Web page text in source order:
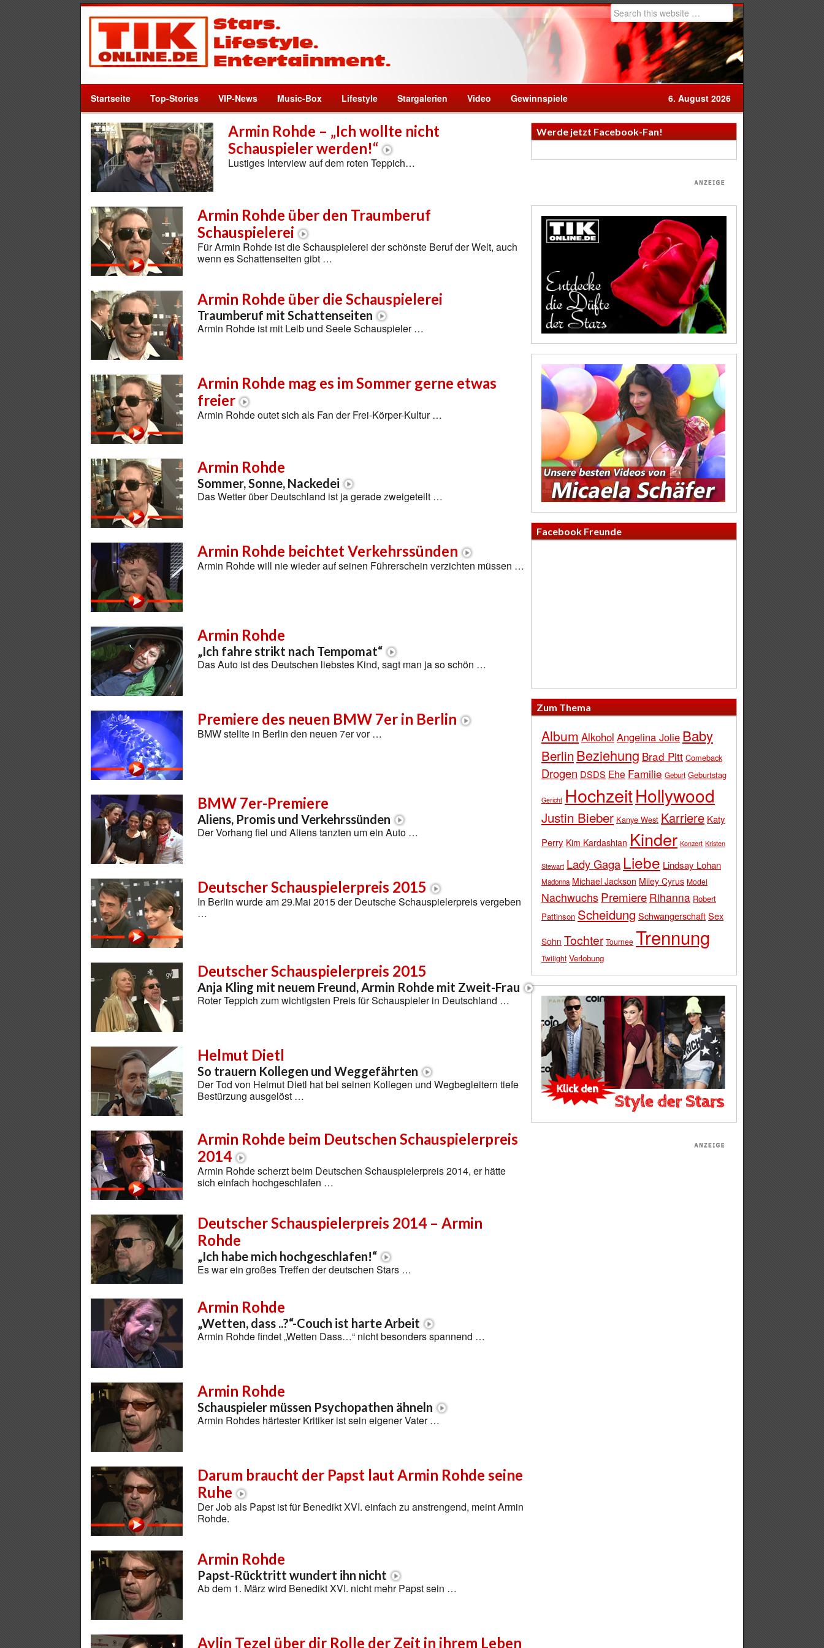
Startseite Top-Stories VIP-News Music-Box Lifestyle Stargalerien Video Gewinnspiele 6. August 2026
Armin Rohde – „Ich wollte nicht
Schauspieler werden!“
Lustiges Interview auf dem roten Teppich…
Armin Rohde über den Traumberuf
Schauspielerei
Für Armin Rohde ist die Schauspielerei der schönste Beruf der Welt, auch
wenn es Schattenseiten gibt …
Armin Rohde über die Schauspielerei
Traumberuf mit Schattenseiten
Armin Rohde ist mit Leib und Seele Schauspieler …
Armin Rohde mag es im Sommer gerne etwas
freier
Armin Rohde outet sich als Fan der Frei-Körper-Kultur …
Armin Rohde
Sommer, Sonne, Nackedei
Das Wetter über Deutschland ist ja gerade zweigeteilt …
Armin Rohde beichtet Verkehrssünden
Armin Rohde will nie wieder auf seinen Führerschein verzichten müssen …
Armin Rohde
„Ich fahre strikt nach Tempomat“
Das Auto ist des Deutschen liebstes Kind, sagt man ja so schön …
Premiere des neuen BMW 7er in Berlin
BMW stellte in Berlin den neuen 7er vor …
BMW 7er-Premiere
Aliens, Promis und Verkehrssünden
Der Vorhang fiel und Aliens tanzten um ein Auto …
Deutscher Schauspielerpreis 2015
In Berlin wurde am 29.Mai 2015 der Deutsche Schauspielerpreis vergeben
…
Deutscher Schauspielerpreis 2015
Anja Kling mit neuem Freund, Armin Rohde mit Zweit-Frau
Roter Teppich zum wichtigsten Preis für Schauspieler in Deutschland …
Helmut Dietl
So trauern Kollegen und Weggefährten
Der Tod von Helmut Dietl hat bei seinen Kollegen und Wegbegleitern tiefe
Bestürzung ausgelöst …
Armin Rohde beim Deutschen Schauspielerpreis
2014
Armin Rohde scherzt beim Deutschen Schauspielerpreis 2014, er hätte
sich einfach hochgeschlafen …
Deutscher Schauspielerpreis 2014 – Armin
Rohde
„Ich habe mich hochgeschlafen!“
Es war ein großes Treffen der deutschen Stars …
Armin Rohde
„Wetten, dass ..?“-Couch ist harte Arbeit
Armin Rohde findet „Wetten Dass…“ nicht besonders spannend …
Armin Rohde
Schauspieler müssen Psychopathen ähneln
Armin Rohdes härtester Kritiker ist sein eigener Vater …
Darum braucht der Papst laut Armin Rohde seine
Ruhe
Der Job als Papst ist für Benedikt XVI. einfach zu anstrengend, meint Armin
Rohde.
Armin Rohde
Papst-Rücktritt wundert ihn nicht
Ab dem 1. März wird Benedikt XVI. nicht mehr Papst sein …
Aylin Tezel über dir Rolle der Zeit in ihrem Leben
Werde jetzt Facebook-Fan!
Facebook Freunde
Zum Thema
Album Alkohol Angelina Jolie Baby
Berlin Beziehung Brad Pitt Comeback
Drogen DSDS Ehe Familie Geburt Geburtstag
Gericht HochzeitHollywood
Justin Bieber Kanye West Karriere Katy
Perry Kim Kardashian Kinder Konzert Kristen
Stewart Lady Gaga Liebe Lindsay Lohan
Madonna Michael Jackson Miley Cyrus Model
Nachwuchs Premiere Rihanna Robert
Pattinson Scheidung SchwangerschaftSex
Sohn Tochter Tournee Trennung
Twilight Verlobung